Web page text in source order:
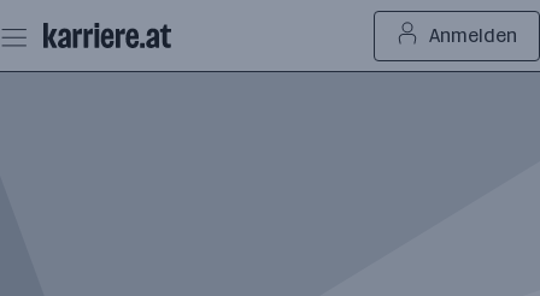
Seiteninhalt
springen
Anmelden